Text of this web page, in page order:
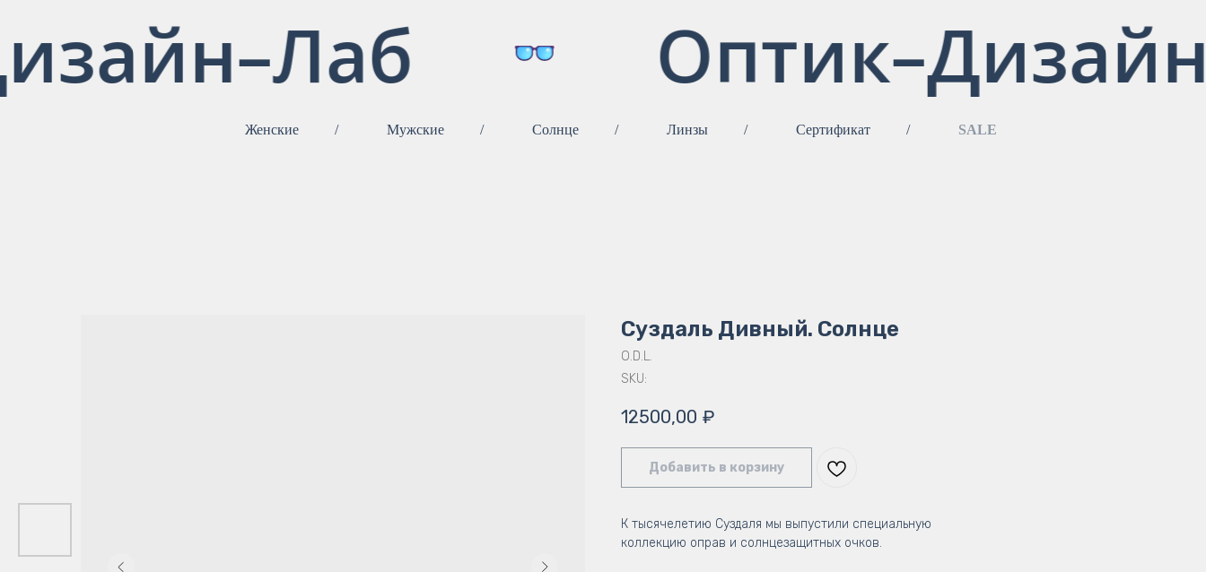
Женские / Мужские / Солнце / Линзы / Сертификат / SALE
Суздаль Дивный. Солнце
O.D.L.
SKU:
12500,00 ₽
Добавить в корзину
К тысячелетию Суздаля мы выпустили специальную
коллекцию оправ и солнцезащитных очков.